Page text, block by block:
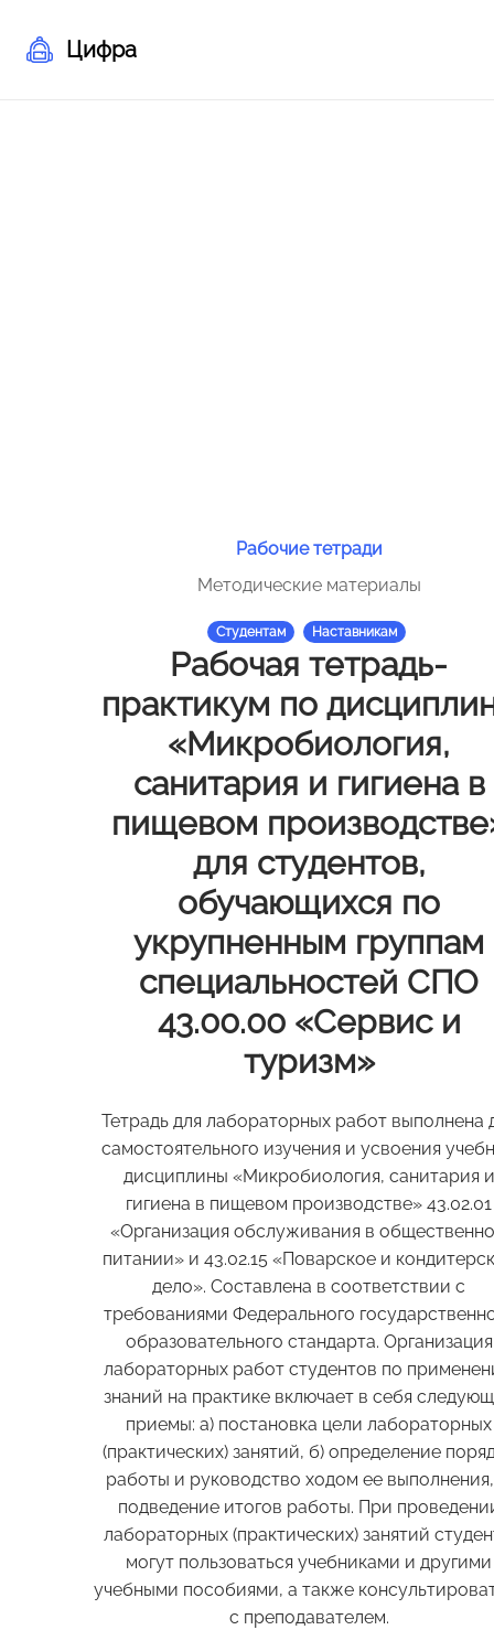
Цифра
Рабочие тетради
Методические материалы
Студентам Наставникам
Рабочая тетрадь-
практикум по
«Микробиология,
санитария и гигиена в
пищевом
для студентов,
обучающихся по
укрупненным группам
специальностей СПО
43.00.00 «Сервис и
туризм»
Тетрадь для лабораторных работ выполнена
самостоятельного изучения и усвоения
дисциплины «Микробиология, санитария и
гигиена в пищевом производстве» 43.02.01
«Организация обслуживания в
питании» и 43.02.15 «Поварское и
дело». Составлена в соответствии с
требованиями Федерального
образовательного стандарта. Организация
лабораторных работ студентов по
знаний на практике включает в себя
приемы: а) постановка цели лабораторных
(практических) занятий, б) определение
работы и руководство ходом ее
подведение итогов работы. При
лабораторных (практических) занятий
могут пользоваться учебниками и другими
учебными пособиями, а также
с преподавателем.